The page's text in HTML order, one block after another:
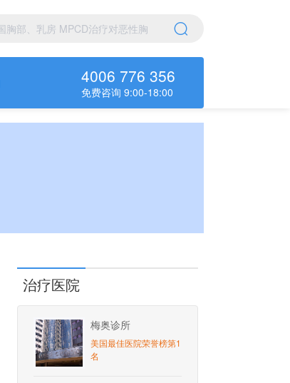
4006 776 356
免费咨询 9:00-18:00
治疗医院
梅奥诊所
美国最佳医院荣誉榜第1
名